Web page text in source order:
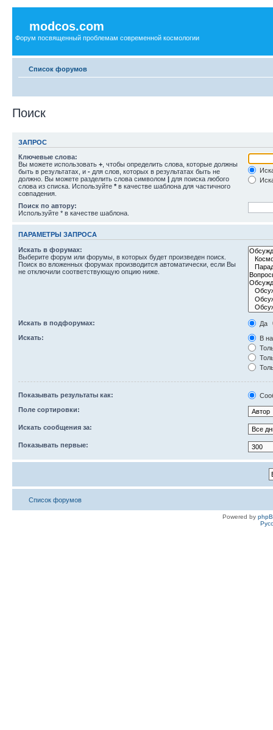
modcos.com
Форум посвященный проблемам современной космологии
Список форумов
Поиск
ЗАПРОС
Ключевые слова:
Вы можете использовать + , чтобы определить слова, которые должны
быть в результатах, и - для слов, которых в результатах быть не
должно. Вы можете разделить слова символом | для поиска любого
слова из списка. Используйте * в качестве шаблона для частичного
совпадения.
Поиск по автору:
Используйте * в качестве шаблона.
ПАРАМЕТРЫ ЗАПРОСА
Искать в форумах:
Выберите форум или форумы, в которых будет произведен поиск.
Поиск во вложенных форумах производится автоматически, если Вы
не отключили соответствующую опцию ниже.
Искать в подфорумах:
Да
Искать:
В
Показывать результаты как:
Поле сортировки:
Искать сообщения за:
Показывать первые:
Список форумов
Powered by